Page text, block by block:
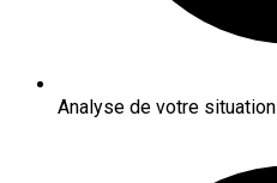
Analyse de votre situation